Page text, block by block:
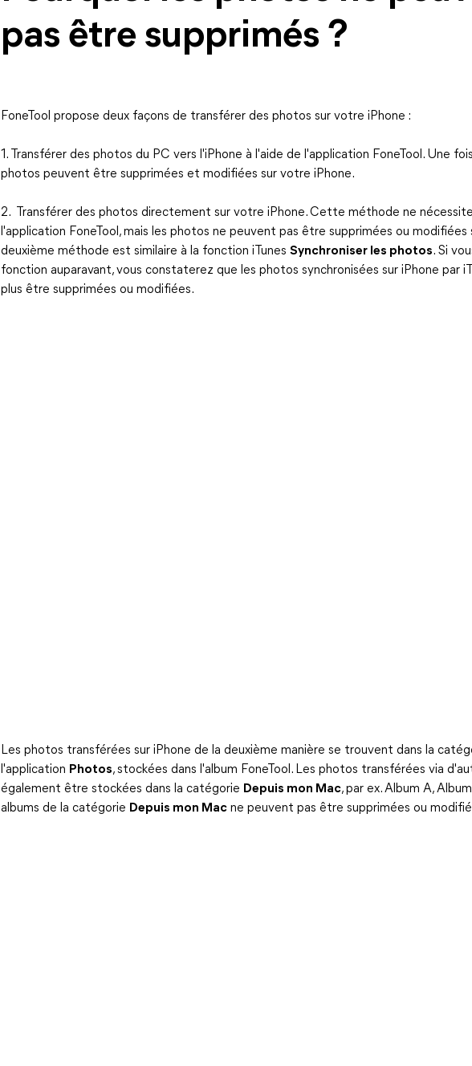
pas être supprimés ?
FoneTool propose deux façons de transférer des photos sur votre iPhone :
1. Transférer des photos du PC vers l'iPhone à l'aide de l'application FoneTool. Une
photos peuvent être supprimées et modifiées sur votre iPhone.
2. Transférer des photos directement sur votre iPhone. Cette méthode ne
l'application FoneTool, mais les photos ne peuvent pas être supprimées ou modifiées
deuxième méthode est similaire à la fonction iTunes Synchroniser les photos. Si
fonction auparavant, vous constaterez que les photos synchronisées sur iPhone par
plus être supprimées ou modifiées.
Les photos transférées sur iPhone de la deuxième manière se trouvent dans la
l'application Photos, stockées dans l'album FoneTool. Les photos transférées via
également être stockées dans la catégorie Depuis mon Mac, par ex. Album A,
albums de la catégorie Depuis mon Mac ne peuvent pas être supprimées ou